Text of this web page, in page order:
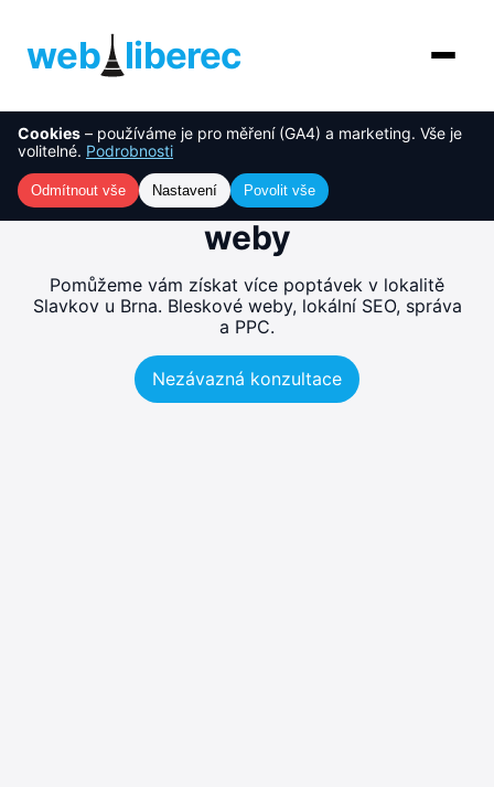
web liberec
O nás
Služby
NOVINKA
Ceník
Cookies – používáme je pro měření (GA4) a marketing. Vše je
volitelné. Podrobnosti
Odmítnout vše Nastavení Povolit vše
Tvorba webu Slavkov u
Brna – rychlé, SEO-ready
weby
Pomůžeme vám získat více poptávek v lokalitě
Slavkov u Brna. Bleskové weby, lokální SEO, správa
a PPC.
Nezávazná konzultace